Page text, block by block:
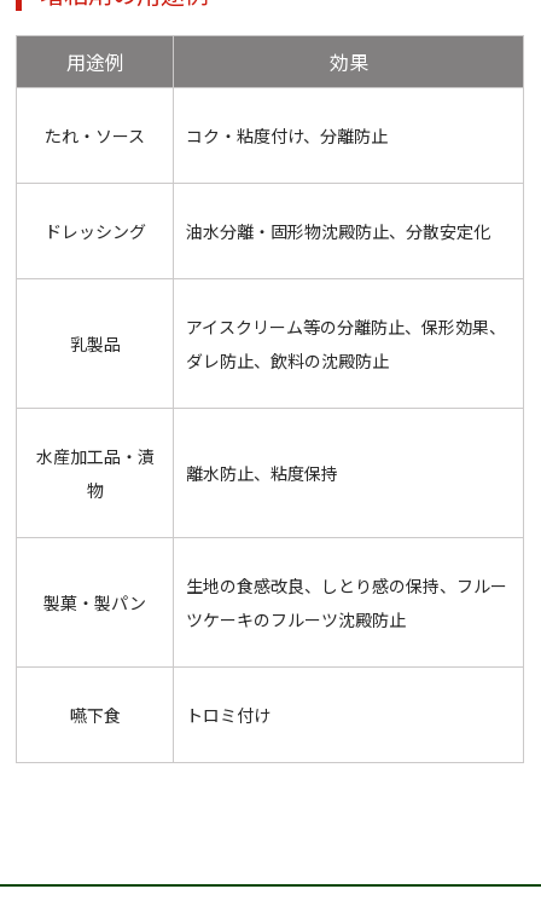
用途例 効果
たれ・ソース コク・粘度付け、分離防止
ドレッシング 油水分離・固形物沈殿防止、分散安定化
乳製品
アイスクリーム等の分離防止、保形効果、
ダレ防止、飲料の沈殿防止
水産加工品・漬
物
離水防止、粘度保持
製菓・製パン
生地の食感改良、しとり感の保持、フルー
ツケーキのフルーツ沈殿防止
嚥下食 トロミ付け